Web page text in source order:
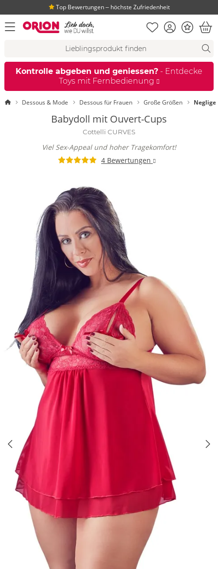
Top Bewertungen ‒ höchste Zufriedenheit
Menü öffnen Merkliste
KontoBonus
Kontrolle abgeben und geniessen? - Entdecke
Toys mit Fernbedienung
StartseiteDessous & Mode Dessous für Frauen Große Größen
Babydoll mit Ouvert-Cups
Cottelli CURVES
Viel Sex-Appeal und hoher Tragekomfort!
4 Bewertungen